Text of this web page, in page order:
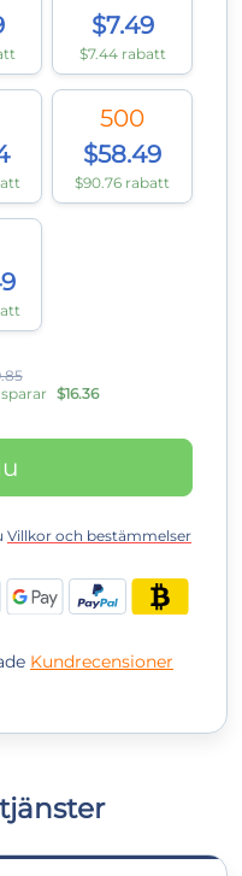
$7.49
$7.44 rabatt
500
$58.49
$90.76 rabatt
$16.36
Villkor och bestämmelser
Kundrecensioner